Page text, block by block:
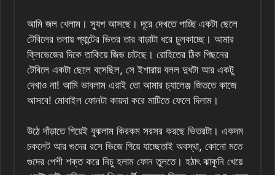
আমি জল খেলাম। স্যুপ আসছে। দূরে দেখতে পাচ্ছি একটা ছেলে
টেবিলের তলায় প্যান্টের ভিতর তার বাড়াটা ধরে চুলকাচ্ছে। আমার
ক্লিভেজের দিকে তাকিয়ে জিভ চাটছে। রোহিতের ঠিক পিছনের
টেবিলে একটা ছেলে বসেছিল, সে ইশারায় বলল দুধটা আর একটু
দেখাও না! আমি ভাবলাম এরাই তো আমার চ্যালেঞ্জ জিততে কাজে
আসবে! মোবাইল ফোনটা কায়দা করে মাটিতে ফেলে দিলাম।
উঠে দাঁড়াতে গিয়েই বুঝলাম কিরকম সরসর করছে ভিতরটা। একদম
চকলেট আর গুদের রসে ভিজে গিয়ে যাচ্ছেতাই অবস্থা, কোনো মতে
গুদের পেশী শক্ত করে নিচু হলাম ফোন তুলতে। হঠাৎ ঝাকুনি খেয়ে